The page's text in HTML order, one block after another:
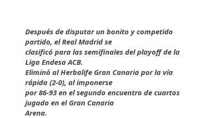
Después de disputar un bonito y competido
partido, el Real Madrid se
clasificó para las semifinales del playoff de la
Liga Endesa ACB.
Eliminó al Herbalife Gran Canaria por la vía
rápida (2-0), al imponerse
por 86-93 en el segundo encuentro de cuartos
jugado en el Gran Canaria
Arena.